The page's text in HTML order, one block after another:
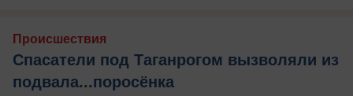
Происшествия
Спасатели под Таганрогом вызволяли из
подвала...поросёнка